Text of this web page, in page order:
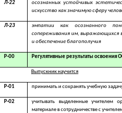
Л-22
осознанных устойчивых
искусство как значимую сферу
Л-23
эмпатии как осознанного
сопереживания им, выражающихся
и обеспечение благополучия
Р-00 Регулятивные результаты освоения
Выпускник научится
Р-01 принимать и сохранять учебную
Р-02
учитывать выделенные учителем
материале в сотрудничестве с